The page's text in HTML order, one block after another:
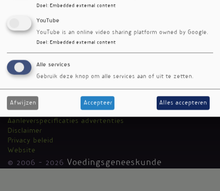
RSS-feed
Kantoormenu
Voedingsgeneeskunde
Media Medica
Adverteren
Aanleverspecificaties advertenties
Disclaimer
Privacy beleid
Website
© 2006 - 2026 Voedingsgeneeskunde
Doel : Embedded external content
YouTube
YouTube is an online video sharing platform owned by Google.
Doel : Embedded external content
Alle services
Gebruik deze knop om alle services aan of uit te zetten.
Afwijzen Accepteer Alles accepteren